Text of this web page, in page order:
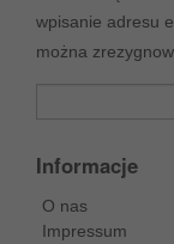
wpisanie adresu
można
Informacje
O nas
Impressum